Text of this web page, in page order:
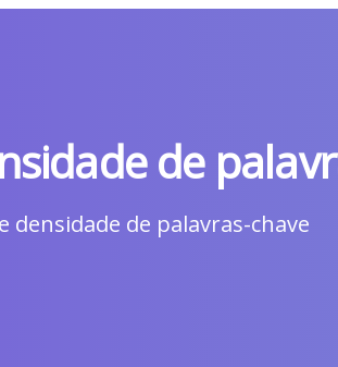
de
densidade de palavras-chave